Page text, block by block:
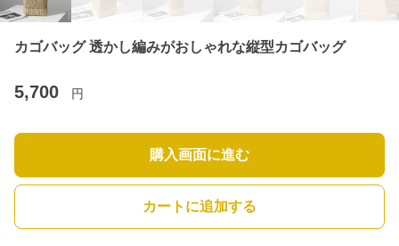
カゴバッグ 透かし編みがおしゃれな縦型カゴバッグ
5,700 円
購入画面に進む
カートに追加する